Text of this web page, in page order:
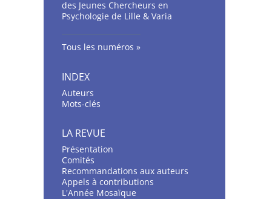
des Jeunes Chercheurs en
Psychologie de Lille & Varia
Tous les numéros
INDEX
Auteurs
Mots-clés
LA REVUE
Présentation
Comités
Recommandations aux auteurs
Appels à contributions
L'Année Mosaïque